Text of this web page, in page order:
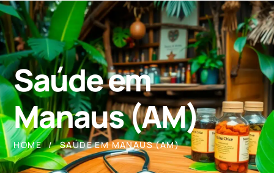
Saúde em
Manaus (AM)
HOME SAÚDE EM MANAUS (AM)